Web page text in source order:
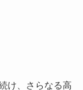
け、さらなる高